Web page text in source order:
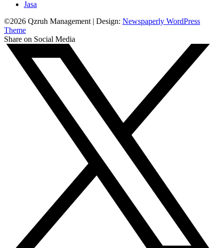
Jasa
©2026 Qzruh Management | Design: Newspaperly WordPress
Theme
Share on Social Media